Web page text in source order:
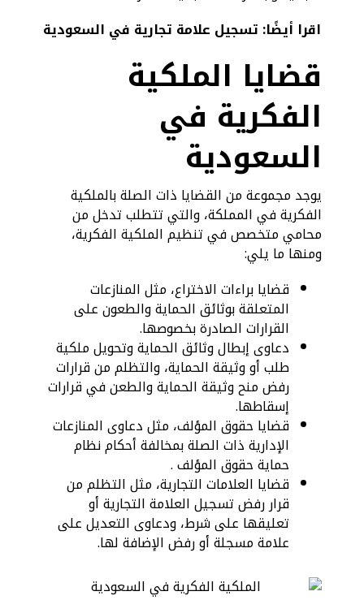
اقرا أيضًا: تسجيل علامة تجارية في السعودية
قضايا الملكية
الفكرية في
السعودية
يوجد مجموعة من القضايا ذات الصلة بالملكية
الفكرية في المملكة، والتي تتطلب تدخل من
محامي متخصص في تنظيم الملكية الفكرية،
ومنها ما يلي:
قضايا براءات الاختراع، مثل المنازعات
المتعلقة بوثائق الحماية والطعون على
القرارات الصادرة بخصوصها.
دعاوى إبطال وثائق الحماية وتحويل ملكية
طلب أو وثيقة الحماية، والتظلم من قرارات
رفض منح وثيقة الحماية والطعن في قرارات
إسقاطها.
قضايا حقوق المؤلف، مثل دعاوى المنازعات
الإدارية ذات الصلة بمخالفة أحكام نظام
حماية حقوق المؤلف .
قضايا العلامات التجارية، مثل التظلم من
قرار رفض تسجيل العلامة التجارية أو
تعليقها على شرط، ودعاوى التعديل على
علامة مسجلة أو رفض الإضافة لها.